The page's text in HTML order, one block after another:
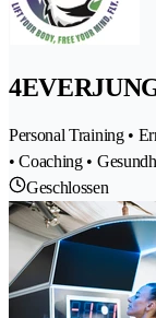
Personal Training •
• Coaching •
Geschlossen